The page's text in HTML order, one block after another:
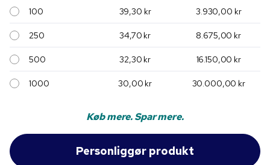
100 39,30 kr 3.930,00 kr
250 34,70 kr 8.675,00 kr
500 32,30 kr 16.150,00 kr
1000 30,00 kr 30.000,00 kr
Køb mere. Spar mere.